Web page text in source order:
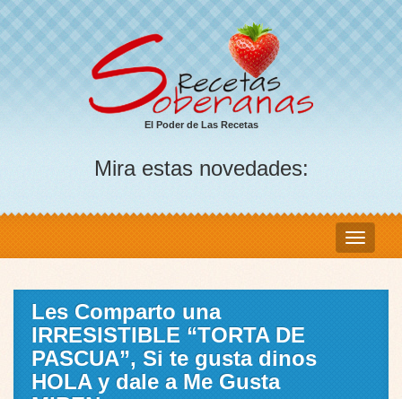
El Poder de Las Recetas
Mira estas novedades:
Les Comparto una
IRRESISTIBLE “TORTA DE
PASCUA”, Si te gusta dinos
HOLA y dale a Me Gusta